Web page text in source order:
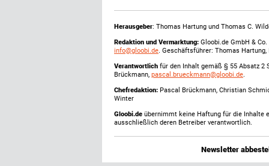
Herausgeber: Thomas Hartung und Thomas C.
Redaktion und Vermarktung: Gloobi.de GmbH &
info@gloobi.de. Geschäftsführer: Thomas
Verantwortlich für den Inhalt gemäß § 55 Absatz 2
Brückmann, pascal.brueckmann@gloobi.de.
Chefredaktion: Pascal Brückmann, Christian
Winter
Gloobi.de übernimmt keine Haftung für die Inhalte
ausschließlich deren Betreiber verantwortlich.
Newsletter